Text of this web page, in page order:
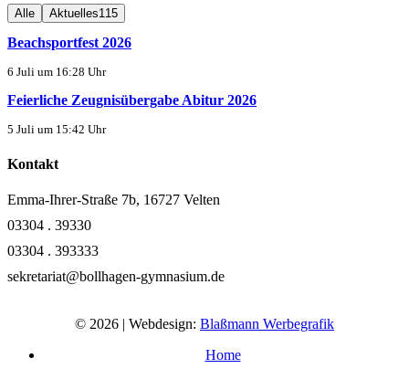
Alle Aktuelles115
Beachsportfest 2026
6 Juli um 16:28 Uhr
Feierliche Zeugnisübergabe Abitur 2026
5 Juli um 15:42 Uhr
Kontakt
Emma-Ihrer-Straße 7b, 16727 Velten
03304 . 39330
03304 . 393333
sekretariat@bollhagen-gymnasium.de
© 2026 | Webdesign: Blaßmann Werbegrafik
Home